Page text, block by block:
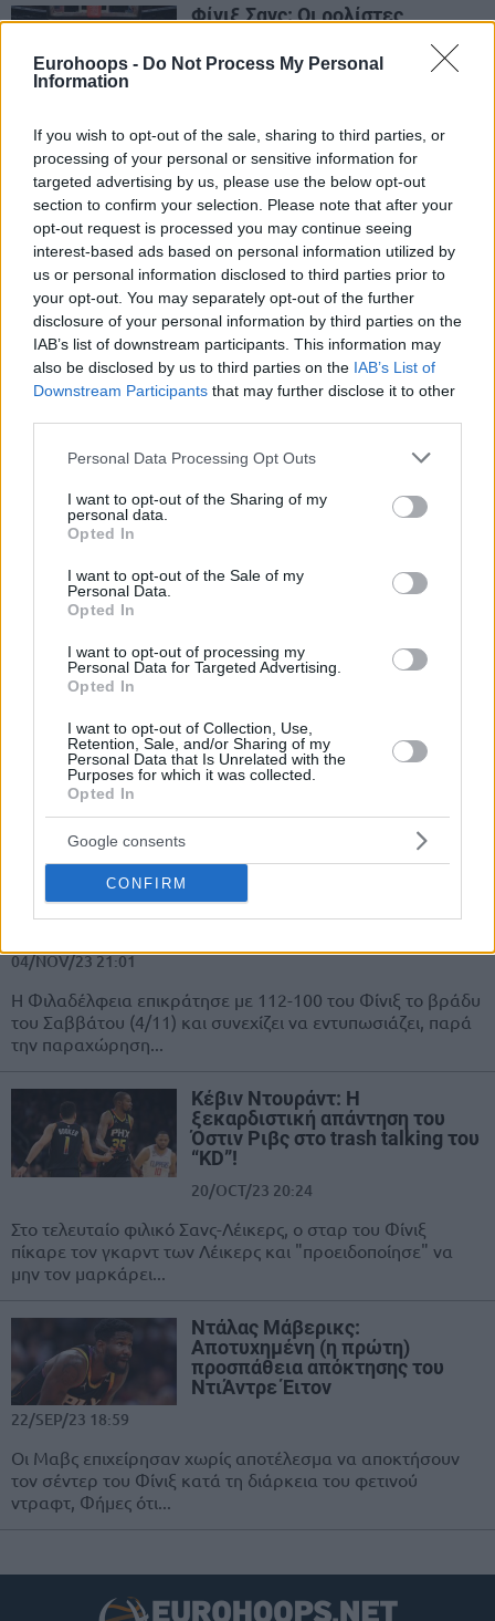
Eurohoops - Do Not Process My Personal
Information
If you wish to opt-out of the sale, sharing to third parties, or
processing of your personal or sensitive information for
targeted advertising by us, please use the below opt-out
section to confirm your selection. Please note that after your
opt-out request is processed you may continue seeing
interest-based ads based on personal information utilized by
us or personal information disclosed to third parties prior to
your opt-out. You may separately opt-out of the further
disclosure of your personal information by third parties on the
IAB’s list of downstream participants. This information may
also be disclosed by us to third parties on the IAB’s List of
Downstream Participants that may further disclose it to other
Please note that this website/app uses one or more Google
not limited to your visit or usage behaviour. You may click to
grant or deny consent to Google and its third-party tags to
use your data for below specified purposes in below Google
consent section.
Personal Data Processing Opt Outs
I want to opt-out of the Sharing of my
personal data.
Opted In
I want to opt-out of the Sale of my
Personal Data.
Opted In
I want to opt-out of processing my
Personal Data for Targeted Advertising.
Opted In
I want to opt-out of Collection, Use,
Retention, Sale, and/or Sharing of my
Personal Data that Is Unrelated with the
Purposes for which it was collected.
Opted In
Google consents
CONFIRM
Φίνιξ Σανς: Οι ρολίστες
κόντρα στους Λέικερς!
Οι Σανς ανέβηκαν στην 7η θέση της Δύσης, με το σπουδαίο
νταμπλ νταμπλ του Νούρκιτς και τη βοήθεια των...
Κέβιν Ντουράντ: Πιο
αποτελεσματικός, πιο “πασέρ”
αλλά και πιο… ενοχλημένος
30/DEC/23 12:48
Ο Ντουράντ παρέδωσε τα ξημερώματα του Σαββάτου
(30/12) ένα ακόμη "σεμινάριο" ασίστ, μετά το ρεκόρ
καριέρας του σε τελικές...
Αντίπαλοι στο παρκέ,
“συμπαίκτες” στον “αγώνα” με
τον… χρόνο
06/DEC/23 17:57
Τα ξημερώματα της Τετάρτης (6/12) ο ένας πανηγύρισε και
Οι Μπρίτζες-Πέιν (δεν)
αντάλλαξαν φανέλες και ο
Μπούκερ δεν το άφησε να
07/NOV/23 16:59
Στο τέλος του ματς Νετς-Μπακς, οι δύο πρώην συμπαίκτες
στους Σανς επιχείρησαν να αλλάξουν φανέλες, όμως το
αποτέλεσμα δεν...
Σίξερς: Τέταρτη σερί νίκη
Ντουράντ με 22… κεράκια του
04/NOV/23 21:01
Η Φιλαδέλφεια επικράτησε με 112-100 του Φίνιξ το βράδυ
του Σαββάτου (4/11) και συνεχίζει να εντυπωσιάζει, παρά
την παραχώρηση...
Κέβιν Ντουράντ: Η
ξεκαρδιστική απάντηση του
Όστιν Ριβς στο trash talking του
“KD”!
20/OCT/23 20:24
Στο τελευταίο φιλικό Σανς-Λέικερς, ο σταρ του Φίνιξ
πίκαρε τον γκαρντ των Λέικερς και "προειδοποίησε" να
μην τον μαρκάρει...
Ντάλας Μάβερικς:
Αποτυχημένη (η πρώτη)
προσπάθεια απόκτησης του
ΝτιΆντρε Έιτον
22/SEP/23 18:59
Οι Μαβς επιχείρησαν χωρίς αποτέλεσμα να αποκτήσουν
τον σέντερ του Φίνιξ κατά τη διάρκεια του φετινού
ντραφτ, Φήμες ότι...